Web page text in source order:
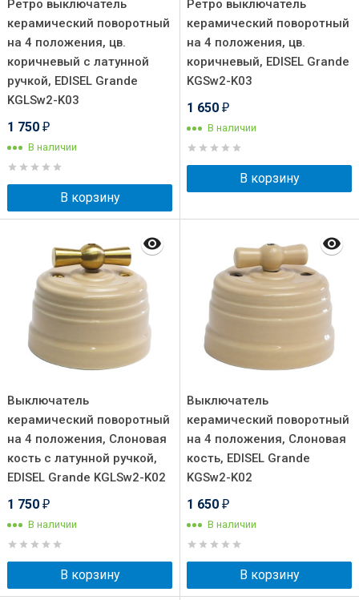
Ретро выключатель
керамический поворотный
на 4 положения, цв.
коричневый с латунной
ручкой, EDISEL Grande
KGLSw2-K03
1 750 ₽
В наличии
В корзину
Ретро выключатель
керамический поворотный
на 4 положения, цв.
коричневый, EDISEL Grande
KGSw2-K03
1 650 ₽
В наличии
В корзину
Выключатель
керамический поворотный
на 4 положения, Слоновая
кость с латунной ручкой,
EDISEL Grande KGLSw2-K02
1 750 ₽
В наличии
В корзину
Выключатель
керамический поворотный
на 4 положения, Слоновая
кость, EDISEL Grande
KGSw2-K02
1 650 ₽
В наличии
В корзину